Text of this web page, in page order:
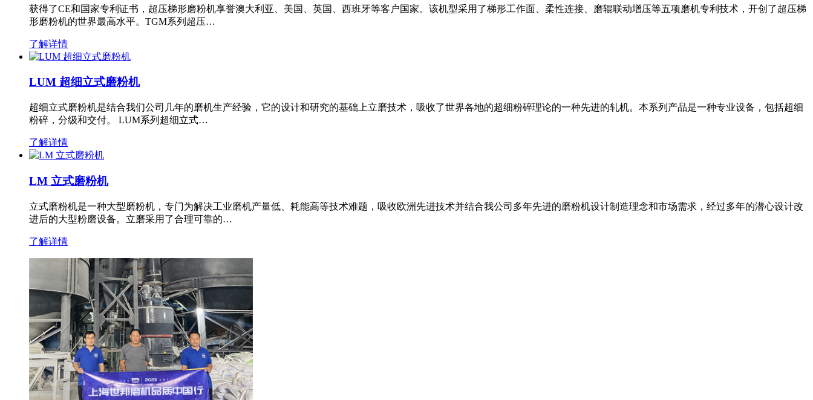
获得了CE和国家专利证书，超压梯形磨粉机享誉澳大利亚、美国、英国、西班牙等客户国家。该机型采用了梯形工作面、柔性连接、磨辊联动增压等五项磨机专利技术，开创了超压梯
形磨粉机的世界最高水平。TGM系列超压…
了解详情
LUM 超细立式磨粉机
超细立式磨粉机是结合我们公司几年的磨机生产经验，它的设计和研究的基础上立磨技术，吸收了世界各地的超细粉碎理论的一种先进的轧机。本系列产品是一种专业设备，包括超细
粉碎，分级和交付。 LUM系列超细立式…
了解详情
LM 立式磨粉机
立式磨粉机是一种大型磨粉机，专门为解决工业磨机产量低、耗能高等技术难题，吸收欧洲先进技术并结合我公司多年先进的磨粉机设计制造理念和市场需求，经过多年的潜心设计改
进后的大型粉磨设备。立磨采用了合理可靠的…
了解详情